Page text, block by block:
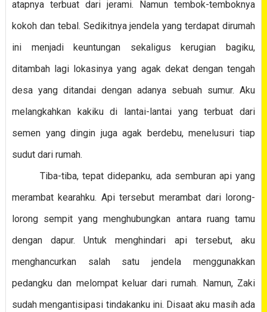
atapnya terbuat dari jerami. Namun tembok-temboknya
kokoh dan tebal. Sedikitnya jendela yang terdapat dirumah
ini menjadi keuntungan sekaligus kerugian bagiku,
ditambah lagi lokasinya yang agak dekat dengan tengah
desa yang ditandai dengan adanya sebuah sumur. Aku
melangkahkan kakiku di lantai-lantai yang terbuat dari
semen yang dingin juga agak berdebu, menelusuri tiap
sudut dari rumah.
Tiba-tiba, tepat didepanku, ada semburan api yang
merambat kearahku. Api tersebut merambat dari lorong-
lorong sempit yang menghubungkan antara ruang tamu
dengan dapur. Untuk menghindari api tersebut, aku
menghancurkan salah satu jendela menggunakkan
pedangku dan melompat keluar dari rumah. Namun, Zaki
sudah mengantisipasi tindakanku ini. Disaat aku masih ada